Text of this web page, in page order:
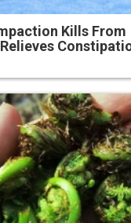
Kills From